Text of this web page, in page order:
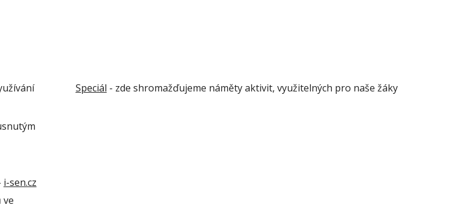
i-sen.cz
ve
Speciál - zde shromažďujeme náměty aktivit, využitelných pro naše žáky